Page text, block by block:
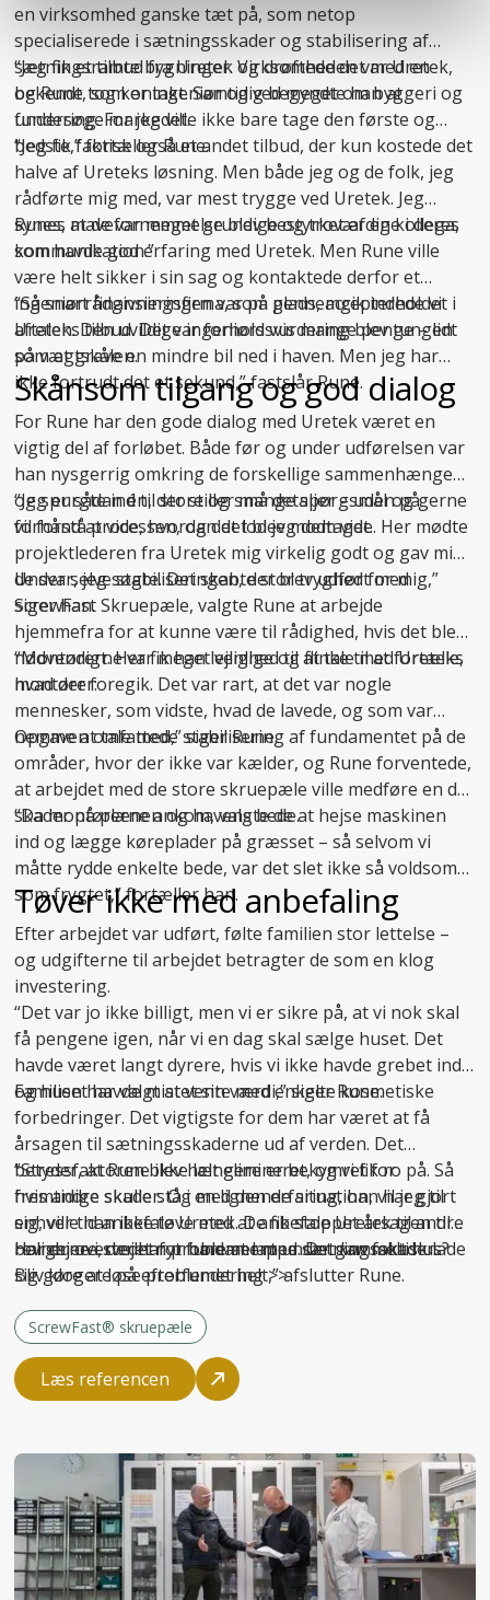
en virksomhed ganske tæt på, som netop
specialiserede isætningsskaderog stabilisering af
sætningsramte bygninger. Virksomheden var Uretek,
og Rune tog kontakt. Samtidig begyndte han at
undersøge markedet.
“Jeg fik et tilbud fra Uretek og drøftede det med en
bekendt, som er ingeniør og ved meget om byggeri og
fundering. For jeg ville ikke bare tage den første og
bedste,” fortæller Rune.
“Jeg fik faktisk også et andet tilbud, der kun kostede det
halve af Ureteks løsning. Men både jeg og de folk, jeg
rådførte mig med, var mest trygge ved Uretek. Jeg
synes, at de var meget grundige og troværdige i deres
kommunikation.”
Runes mavefornemmelse blev bestyrket af en kollega,
som havde god erfaring med Uretek. Men Rune ville
være helt sikker i sin sag og kontaktede derfor et
ingeniørrådgivningsfirma, som gennemgik indholdet i
aftalen. Den uvildige ingeniørs vurdering blev tungen
på vægtskålen.
“Så snart finansieringen var på plads, accepterede vi
Ureteks tilbud. Det var forholdsvis mange penge – lidt
som at grave en mindre bil ned i haven. Men jeg har
ikke fortrudt det et sekund,” fastslår Rune.
Skånsom tilgang og god dialog
For Rune har den gode dialog med Uretek været en
vigtig del af forløbet. Både før og under udførelsen var
han nysgerrig omkring de forskellige sammenhænge
og spurgte ind til store og små detaljer – uden på
forhånd at vide, hvordan det blev modtaget.
“Jeg er sådan én, der stiller mange spørgsmål og gerne
vil forstå processen, og det lod jeg dem vide. Her mødte
projektlederen fra Uretek mig virkelig godt og gav mig
de svar, jeg søgte. Det skabte stor tryghed for mig,”
siger han.
Under selve stabiliseringen, der blev udført med
ScrewFast Skruepæle, valgte Rune at arbejde
hjemmefra for at kunne være til rådighed, hvis det blev
nødvendigt. Her fik han lejlighed til at tale med Ureteks
montører:
“Montørerne var meget venlige og flinke til at fortælle,
hvad der foregik. Det var rart, at det var nogle
mennesker, som vidste, hvad de lavede, og som var
nemme at tale med,” siger Rune.
Opgaven omfattedestabilisering af fundamentet på de
områder, hvor der ikke var kælder, og Rune forventede,
at arbejdet med de store skruepæle ville medføre en del
skader på plænen og havens bede.
“Da montørerne ankom, valgte de at hejse maskinen
ind og lægge køreplader på græsset – så selvom vi
måtte rydde enkelte bede, var det slet ikke så voldsomt
som frygtet,” fortæller han.
Tøver ikke med anbefaling
Efter arbejdet var udført, følte familien stor lettelse –
og udgifterne til arbejdet betragter de som en klog
investering.
“Det var jo ikke billigt, men vi er sikre på, at vi nok skal
få pengene igen, når vi en dag skal sælge huset. Det
havde været langt dyrere, hvis vi ikke havde grebet ind
og huset havde mistet sin værdi,” siger Rune.
Familien har valgt at vente med enkelte kosmetiske
forbedringer. Det vigtigste for dem har været at få
årsagen til sætningsskaderne ud af verden. Det
betyder, at Rune ikke længere er bekymret for
fremtidige skader. Og med den erfaring, han har gjort
sig, ville han ikke tøve med at anbefale Uretek til andre
boligejere, der har problemer med sætningsskader.
“Stressfaktoren blev helt elimineret, og vi fik ro på. Så
hvis andre skulle stå i en lignende situation, vil jeg til
enhver tid anbefale Uretek. De fik stoppet årsagen til
revnerne i stedet for bare at lappe. Detkanfaktisk lade
sig gøre at løse problemet helt,” afslutter Rune.
Har du overvejet nyt fundament under gammelt hus?
Bliv klogere påefterfundering >>
ScrewFast® skruepæle
Læs referencen